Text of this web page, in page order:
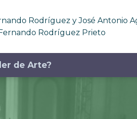
Rodríguez y José Antonio
Rodríguez Prieto
de Arte?